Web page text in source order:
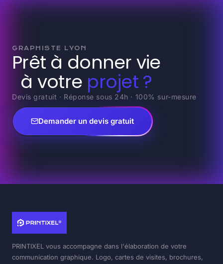
GRAPHISTE LYON
Prêt à donner vie
à votre projet ?
Devis gratuit · Réponse sous 24h · 100% sur-mesure
Demander un devis gratuit
PRINTIXEL vous accompagne dans l'élaboration de votre
communication graphique. Logo, cartes de visites, brochures,